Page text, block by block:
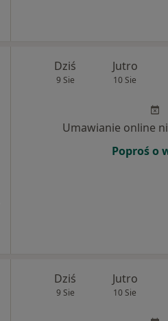
Dziś
9 Sie
Jutro
10 Sie
Umawianie online
Poproś o
Dziś
9 Sie
Jutro
10 Sie